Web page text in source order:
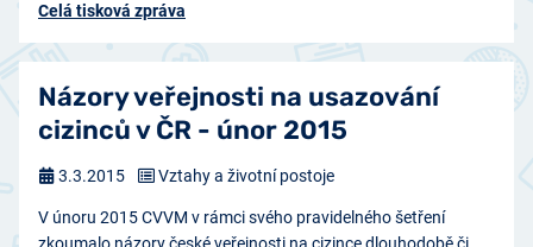
Celá tisková zpráva
Názory veřejnosti na usazování
cizinců v ČR - únor 2015
V únoru 2015 CVVM v rámci svého pravidelného šetření
3.3.2015 Vztahy a životní postoje